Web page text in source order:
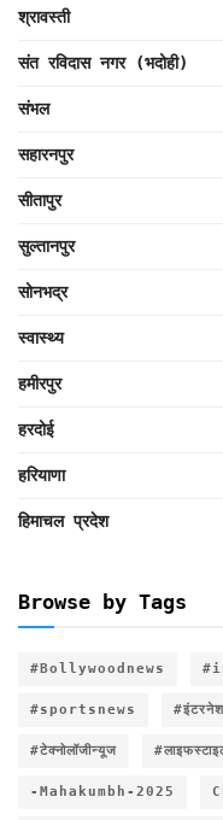
श्रावस्ती
संत रविदास नगर (भदोही)
संभल
सहारनपुर
सीतापुर
सुल्तानपुर
सोनभद्र
स्वास्थ्य
हमीरपुर
हरदोई
हरियाणा
हिमाचल प्रदेश
Browse by Tags
#Bollywoodnews
#sportsnews
#टेक्नोलॉजीन्यूज
-Mahakumbh-2025